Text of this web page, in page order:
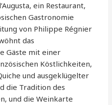
ein Restaurant,
Gastronomie
von Philippe Régnier
das
Gäste mit einer
Köstlichkeiten,
und ausgeklügelter
die Tradition des
und die Weinkarte